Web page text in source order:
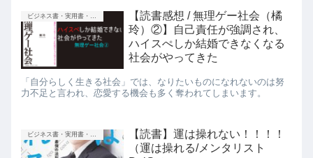
ビジネス書・実用書・新書等
【読書感想 / 無理ゲー社会（橘
玲）②】自己責任が強調され、
ハイスぺしか結婚できなくなる
社会がやってきた
「自分らしく生きる社会」では、なりたいものになれないのは努
力不足と言われ、恋愛する機会も多く奪われてしまいます。
ビジネス書・実用書・新書等
【読書】運は操れない！！！！
（運は操れる/メンタリスト